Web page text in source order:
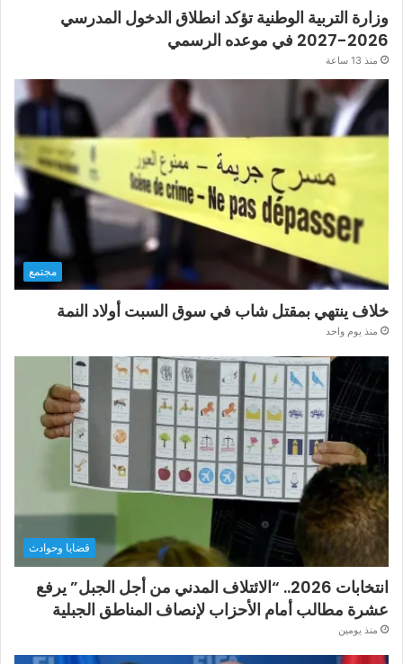
وزارة التربية الوطنية تؤكد انطلاق الدخول المدرسي
2026-2027 في موعده الرسمي
منذ 13 ساعة
مجتمع
خلاف ينتهي بمقتل شاب في سوق السبت أولاد النمة
منذ يوم واحد
قضايا وحوادث
انتخابات 2026.. “الائتلاف المدني من أجل الجبل” يرفع
عشرة مطالب أمام الأحزاب لإنصاف المناطق الجبلية
منذ يومين